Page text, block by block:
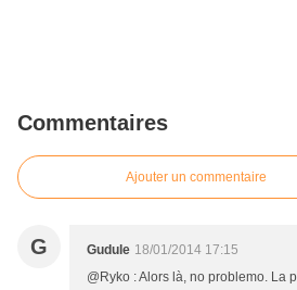
Commentaires
Ajouter un commentaire
G Gudule 18/01/2014 17:15
@Ryko : Alors là, no problemo. La